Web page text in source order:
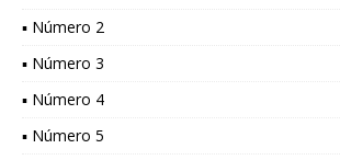
▪ Número 2
▪ Número 3
▪ Número 4
▪ Número 5